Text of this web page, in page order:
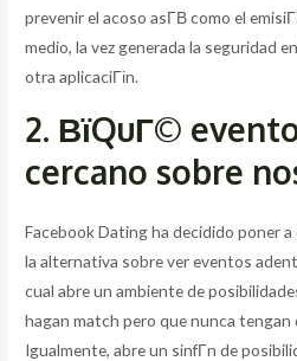
prevenir el acoso asГ­В­ como el
medio, la vez generada la seguridad
otra aplicaciГіn.
2. ВїQuГ©
cercano sobre
Facebook Dating ha decidido poner
la alternativa sobre ver eventos
cual abre un ambiente de
hagan match pero que nunca tengan
Igualmente, abre un sinfГ­n de